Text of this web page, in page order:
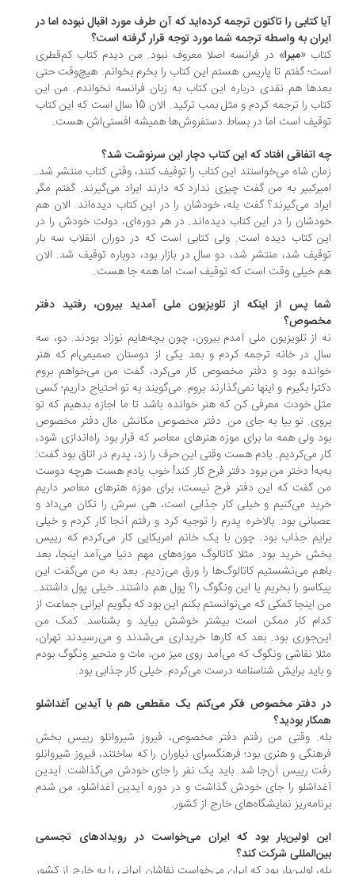
کتابی را تاکنون ترجمه کرده‌اید که آن طرف مورد اقبال نبوده اما در
به واسطه ترجمه شما مورد توجه قرار گرفته است؟
«میرا» در فرانسه اصلا معروف نبود. من دیدم کتاب کم‌قطری
گفتم تا پاریس هستم این کتاب را بخرم بخوانم. هیچ‌وقت حتی
هم نقدی درباره این کتاب به زبان فرانسه نخواندم. من این
کتاب را ترجمه کردم و مثل بمب ترکید. الان 15 سال است که این کتاب
است اما در بساط دستفروش‌ها همیشه افستی‌اش هست.
اتفاقی افتاد که این کتاب دچار این سرنوشت شد؟
شاه می‌خواستند این کتاب را توقیف کنند، وقتی کتاب منتشر شد.
به من گفت چیزی ندارد که دارند ایراد می‌گیرند. گفتم مگر
می‌گیرند؟ گفت بله، خودشان را در این کتاب دیده‌اند. الان هم
را در این کتاب دیده‌اند. در هر دوره‌ای، دولت خودش را در
کتاب دیده است. ولی کتابی است که در دوران انقلاب سه بار
شد، منتشر شد، دو سال در بازار بود، دوباره توقیف شد. الان
خیلی وقت است که توقیف است اما همه جا هست.
پس از اینکه از تلویزیون ملی آمدید بیرون، رفتید دفتر
از تلویزیون ملی آمدم بیرون، چون بچه‌هایم نوزاد بودند. دو، سه
در خانه ترجمه کردم و بعد یکی از دوستان صمیمی‌ام که هنر
بود و دفتر مخصوص کار می‌کرد، گفت من می‌خواهم بروم
بگیرم و اینها نمی‌گذارند بروم. می‌گویند به تو احتیاج داریم؛ کسی
خودت معرفی کن که هنر خوانده باشد تا ما اجازه بدهیم که تو
تو بیا به جای من. دفتر مخصوص مکانش مال دفتر مخصوص
ولی همه ما برای موزه هنرهای معاصر که قرار بود راه‌اندازی شود،
می‌کردیم. یادم هست وقتی این حرف را زد، پدرم در اتاق بود گفت:
دختر من برود دفتر فرح کار کند! خوب یادم هست هرچه دوست
گفت که این دفتر فرح نیست، برای موزه هنرهای معاصر داریم
می‌کنیم و خیلی کار جذابی است، هی سرش را تکان می‌داد و
بود. بالاخره پدرم را توجیه کرد و رفتم آنجا کار کردم و خیلی
جذاب بود. چون با یک خانم امریکایی کار می‌کردم که رییس
خرید بود. مثلا کاتالوگ موزه‌های مهم دنیا می‌آمد اینجا، بعد
می‌نشستیم کاتالوگ‌ها را ورق می‌زدیم. بعد به من می‌گفت این
را بخریم یا این ونگوگ را؟ پول هم داشتند. خیلی پول داشتند.
اینجا کمکی که می‌توانستم بکنم این بود که بگویم ایرانی جماعت از
کار ممکن است بیشتر خوشش بیاید و بشناسد. کمک من
بود. بعد که کارها خریداری می‌شدند و می‌رسیدند تهران،
نقاشی ونگوگ که می‌آمد روی میز من، مات و متحیر ونگوگ بودم
برایش شناسنامه درست می‌کردم. خیلی کار جذابی بود.
دفتر مخصوص فکر می‌کنم یک مقطعی هم با آیدین آغداشلو
بودید؟
وقتی من رفتم دفتر مخصوص، فیروز شیروانلو رییس بخش
و هنری بود؛ فرهنگسرای نیاوران را که ساختند، فیروز شیروانلو
رییس آن‌جا شد. باید یک نفر را جای خودش می‌گذاشت. آیدین
را جای خودش گذاشت و در دوره آیدین آغداشلو، من شدم
نمایشگاه‌های خارج از کشور.
اولین‌بار بود که ایران می‌خواست در رویدادهای تجسمی
شرکت کند؟